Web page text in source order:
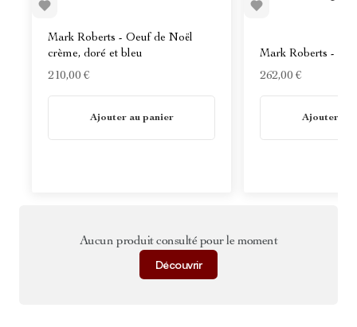
Mark Roberts - Oeuf de Noël
crème, doré et bleu
210,00 €
Ajouter au panier
Mark Roberts -
262,00 €
Ajouter au
Aucun produit consulté pour le moment
Découvrir